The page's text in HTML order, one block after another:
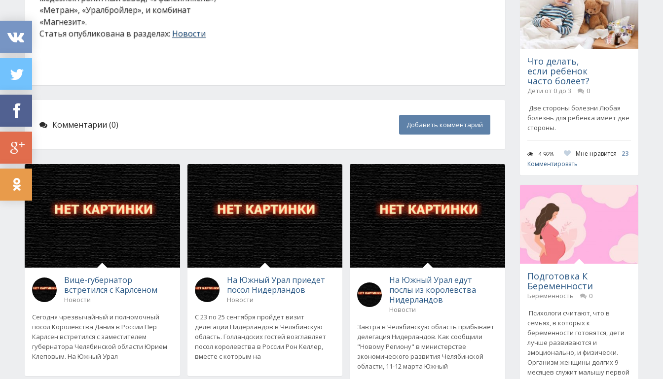
«Метран», «Уралбройлер», и комбинат
«Магнезит».
Статья опубликована в разделах: Новости
Комментарии (0) Добавить комментарий
Вице-губернатор
встретился с Карлсеном
Новости
Сегодня чрезвычайный и полномочный
посол Королевства Дания в России Пер
Карлсен встретился с заместителем
губернатора Челябинской области Юрием
Клеповым. На Южный Урал
На Южный Урал приедет
посол Нидерландов
Новости
С 23 по 25 сентября пройдет визит
делегации Нидерландов в Челябинскую
область. Голландских гостей возглавляет
посол королевства в России Рон Келлер,
вместе с которым на
На Южный Урал едут
послы из королевства
Нидерландов
Новости
Завтра в Челябинскую область прибывает
делегация Нидерландов. Как сообщили
"Новому Региону" в министерстве
экономического развития Челябинской
области, 11-12 марта Южный
Что делать,
если ребенок
часто болеет?
Дети от 0 до 3
0
Две стороны болезни Любая
болезнь для ребенка имеет две
стороны.
4 928 Мне нравится
23
Комментировать
Подготовка К
Беременности
Беременность
0
Психологи считают, что в
семьях, в которых к
беременности готовятся, дети
лучше развиваются и
эмоционально, и физически.
Организм женщины долгих 9
месяцев служит малышу первой